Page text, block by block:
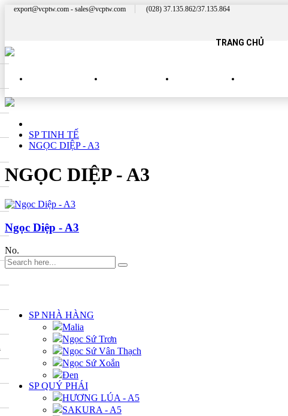
export@vcptw.com - sales@vcptw.com (028) 37.135.862/37.135.864
TRANG CHỦ
SP TINH TẾ
NGỌC DIỆP - A3
NGỌC DIỆP - A3
Ngọc Diệp - A3
No.
SP NHÀ HÀNG
Malia
Ngọc Sứ Trơn
Ngọc Sứ Vân Thạch
Ngọc Sứ Xoắn
Đen
SP QUÝ PHÁI
HƯƠNG LÚA - A5
SAKURA - A5